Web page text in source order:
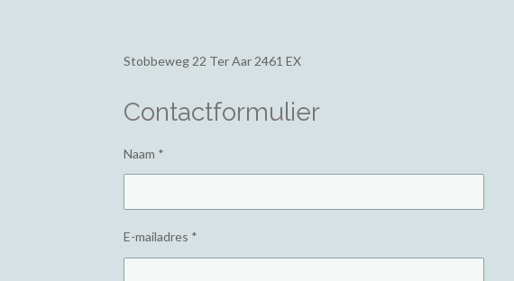
Stobbeweg 22 Ter Aar 2461 EX
Contactformulier
Naam *
E-mailadres *